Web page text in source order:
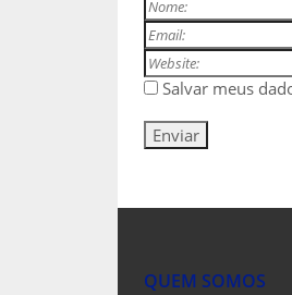
Salvar meus
QUEM SOMOS